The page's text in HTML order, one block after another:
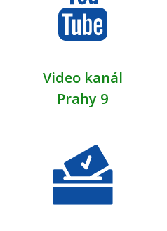
Video kanál
Prahy 9